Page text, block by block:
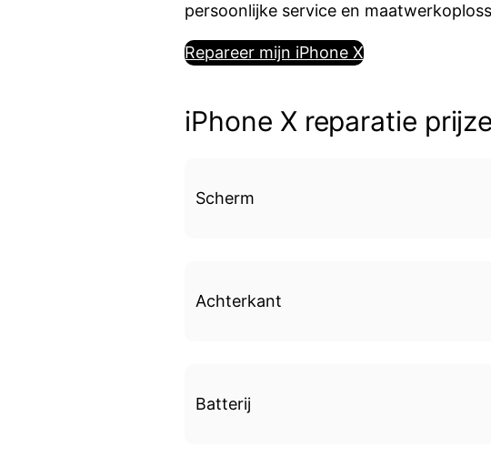
persoonlijke service en
Repareer mijn iPhone X
iPhone X reparatie
Scherm
Achterkant
Batterij